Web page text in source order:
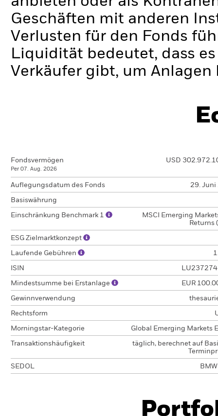
Geschäften mit anderen
Verlusten für den Fonds
Liquidität bedeutet, dass
Verkäufer gibt, um
Fondsvermögen
Per 07. Aug. 2026
USD
Auflegungsdatum des Fonds 29. Juni
Basiswährung
Einschränkung Benchmark 1
MSCI Emerging
Returns
ESG Zielmarktkonzept
Laufende Gebühren
ISIN
Mindestsumme bei Erstanlage EUR
Gewinnverwendung
Rechtsform
Morningstar-Kategorie Global Emerging Markets
Transaktionshäufigkeit
täglich, berechnet auf
SEDOL